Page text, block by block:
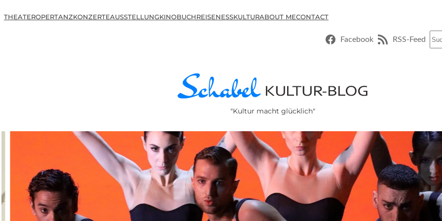
THEATEROPERTANZKONZERTEAUSSTELLUNGKINOBUCHREISENESSKULTURABOUT MECONTACT
Facebook RSS-Feed
"Kultur macht glücklich"